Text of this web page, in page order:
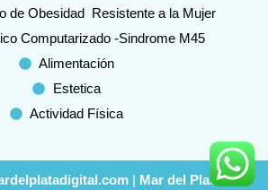
de Obesidad Resistente a la Mujer
Computarizado -Sindrome M45
Alimentación
Estetica
Actividad Física
Mar del Plata